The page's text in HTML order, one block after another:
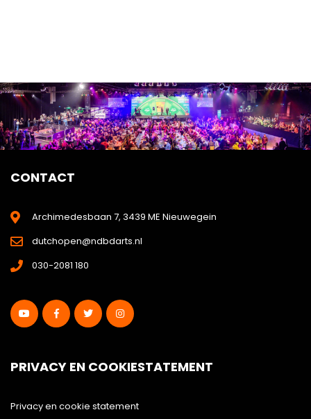
CONTACT
Archimedesbaan 7, 3439 ME Nieuwegein
dutchopen@ndbdarts.nl
030-2081 180
PRIVACY EN COOKIESTATEMENT
Privacy en cookie statement